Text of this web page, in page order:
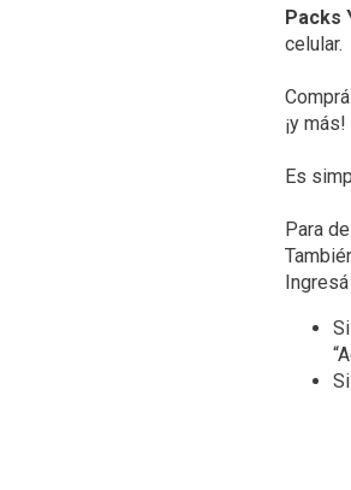
Packs
celular.
¡y más!
Es
Para